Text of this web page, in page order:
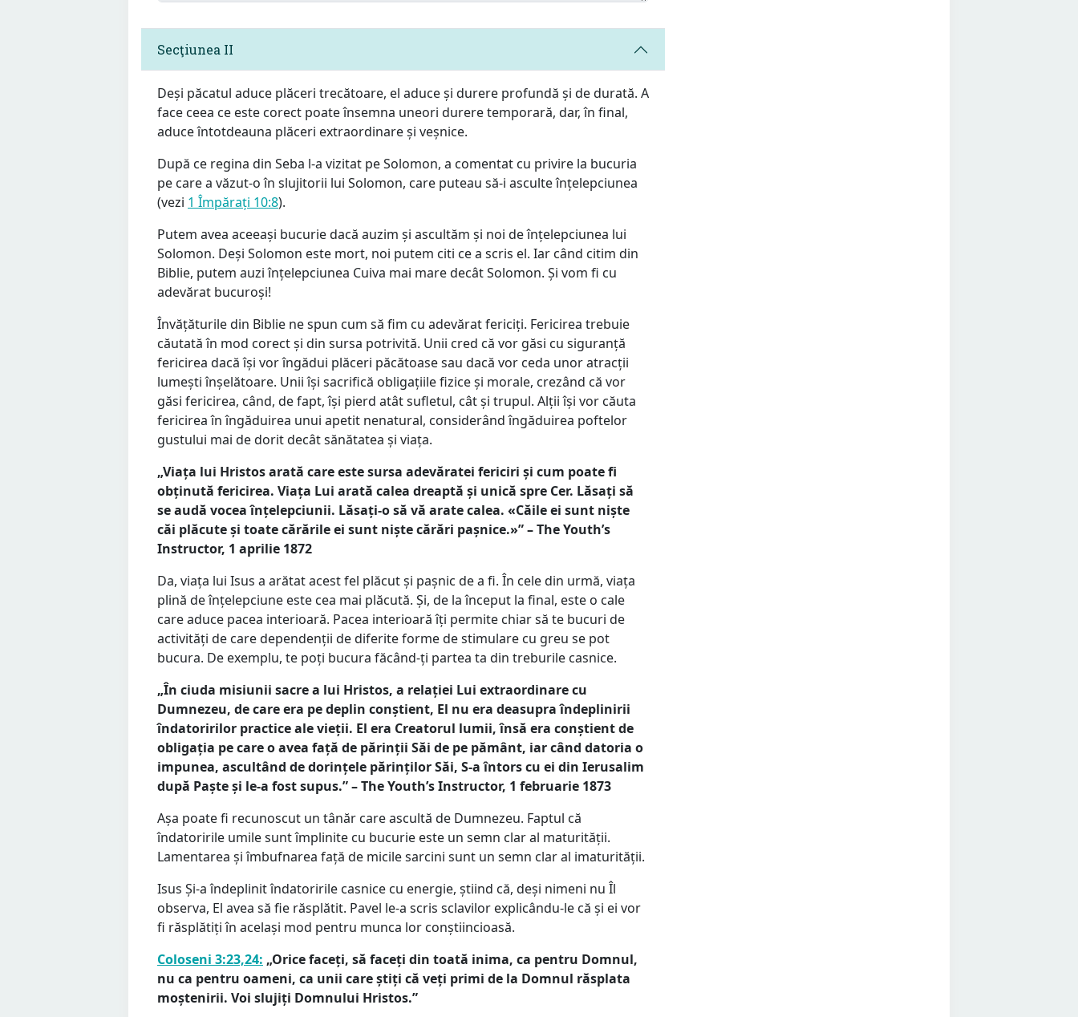
Secţiunea II
Deși păcatul aduce plăceri trecătoare, el aduce și durere profundă și de durată. A
face ceea ce este corect poate însemna uneori durere temporară, dar, în final,
aduce întotdeauna plăceri extraordinare și veșnice.
După ce regina din Seba l-a vizitat pe Solomon, a comentat cu privire la bucuria
pe care a văzut-o în slujitorii lui Solomon, care puteau să-i asculte înțelepciunea
(vezi 1 Împărați 10:8).
Putem avea aceeași bucurie dacă auzim și ascultăm și noi de înțelepciunea lui
Solomon. Deși Solomon este mort, noi putem citi ce a scris el. Iar când citim din
Biblie, putem auzi înțelepciunea Cuiva mai mare decât Solomon. Și vom fi cu
adevărat bucuroși!
Învățăturile din Biblie ne spun cum să fim cu adevărat fericiți. Fericirea trebuie
căutată în mod corect și din sursa potrivită. Unii cred că vor găsi cu siguranță
fericirea dacă își vor îngădui plăceri păcătoase sau dacă vor ceda unor atracții
lumești înșelătoare. Unii își sacrifică obligațiile fizice și morale, crezând că vor
găsi fericirea, când, de fapt, își pierd atât sufletul, cât și trupul. Alții își vor căuta
fericirea în îngăduirea unui apetit nenatural, considerând îngăduirea poftelor
gustului mai de dorit decât sănătatea și viața.
„Viața lui Hristos arată care este sursa adevăratei fericiri și cum poate fi
obținută fericirea. Viața Lui arată calea dreaptă și unică spre Cer. Lăsați să
se audă vocea înțelepciunii. Lăsați-o să vă arate calea. «Căile ei sunt niște
căi plăcute și toate cărările ei sunt niște cărări pașnice.»” – The Youth’s
Instructor, 1 aprilie 1872
Da, viața lui Isus a arătat acest fel plăcut și pașnic de a fi. În cele din urmă, viața
plină de înțelepciune este cea mai plăcută. Și, de la început la final, este o cale
care aduce pacea interioară. Pacea interioară îți permite chiar să te bucuri de
activități de care dependenții de diferite forme de stimulare cu greu se pot
bucura. De exemplu, te poți bucura făcând-ți partea ta din treburile casnice.
„În ciuda misiunii sacre a lui Hristos, a relației Lui extraordinare cu
Dumnezeu, de care era pe deplin conștient, El nu era deasupra îndeplinirii
îndatoririlor practice ale vieții. El era Creatorul lumii, însă era conștient de
obligația pe care o avea față de părinții Săi de pe pământ, iar când datoria o
impunea, ascultând de dorințele părinților Săi, S-a întors cu ei din Ierusalim
după Paște și le-a fost supus.” – The Youth’s Instructor, 1 februarie 1873
Așa poate fi recunoscut un tânăr care ascultă de Dumnezeu. Faptul că
îndatoririle umile sunt împlinite cu bucurie este un semn clar al maturității.
Lamentarea și îmbufnarea față de micile sarcini sunt un semn clar al imaturității.
Isus Și-a îndeplinit îndatoririle casnice cu energie, știind că, deși nimeni nu Îl
observa, El avea să fie răsplătit. Pavel le-a scris sclavilor explicându-le că și ei vor
fi răsplătiți în același mod pentru munca lor conștiincioasă.
Coloseni 3:23,24: „Orice faceți, să faceți din toată inima, ca pentru Domnul,
nu ca pentru oameni, ca unii care știți că veți primi de la Domnul răsplata
moștenirii. Voi slujiți Domnului Hristos.”